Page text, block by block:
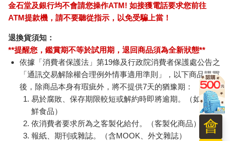
金石堂及銀行均不會請您操作ATM! 如接獲電話要求您前往
ATM提款機，請不要聽從指示，以免受騙上當！
退換貨須知：
**提醒您，鑑賞期不等於試用期，退回商品須為全新狀態**
依據「消費者保護法」第19條及行政院消費者保護處公告之
「通訊交易解除權合理例外情事適用準則」，以下商品購買
後，除商品本身有瑕疵外，將不提供7天的猶豫期：
易於腐敗、保存期限較短或解約時即將逾期。（如：生
鮮食品）
依消費者要求所為之客製化給付。（客製化商品）
報紙、期刊或雜誌。（含MOOK、外文雜誌）
會